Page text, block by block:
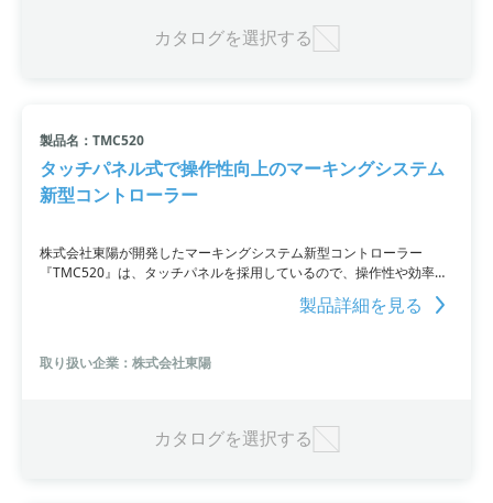
カタログを選択する
製品名：TMC520
タッチパネル式で操作性向上のマーキングシステム
新型コントローラー
株式会社東陽が開発したマーキングシステム新型コントローラー
『TMC520』は、タッチパネルを採用しているので、操作性や効率が
向上しています。文字や刻印位置の調整が実際のデザインを見ながら
行える上、イーサネット/IP、WI-FI、Bluetoothが使用でき、さまざま
便利なネットワーク機能を特長としております。
製品詳細を見る
取り扱い企業：株式会社東陽
カタログを選択する